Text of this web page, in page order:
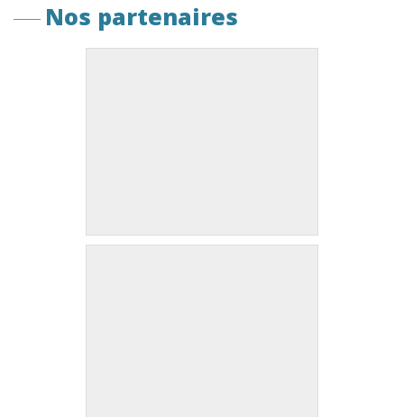
Nos partenaires